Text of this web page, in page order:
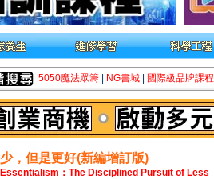
5050魔法眾籌 NG書城 國際級品牌課程
少，但是更好(新編增訂版)
Essentialism：The Disciplined Pursuit of Less